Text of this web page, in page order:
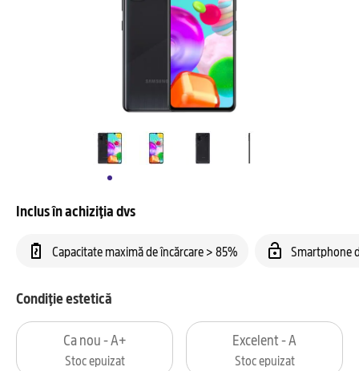
Inclus în achiziția dvs
Capacitate maximă de încărcare > 85% Smartphone
Condiție estetică
Ca nou - A+
Stoc epuizat
Excelent - A
Stoc epuizat